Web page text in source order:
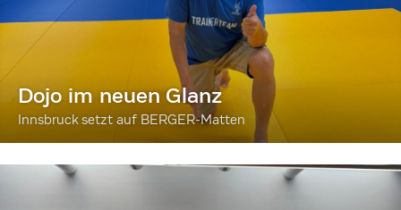
Dojo im neuen Glanz
Innsbruck setzt auf BERGER-Matten